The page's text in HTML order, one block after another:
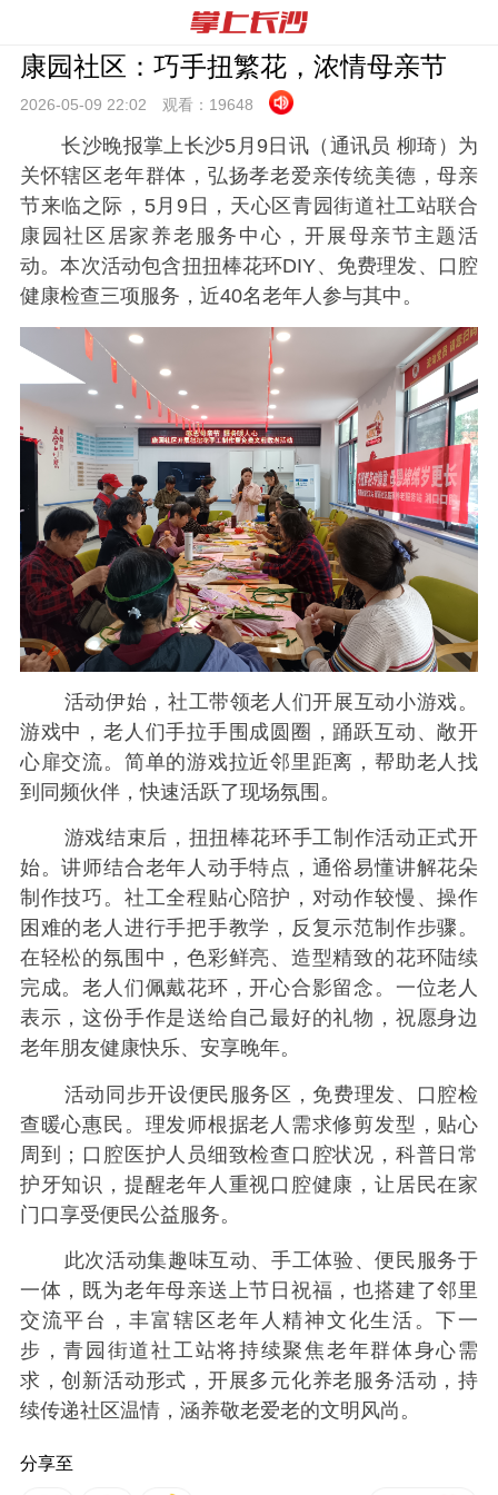
康园社区：巧手扭繁花，浓情母亲节
2026-05-09 22:02 观看： 19648
长沙晚报掌上长沙5月9日讯 （通讯员 柳琦）为
关怀辖区老年群体，弘扬孝老爱亲传统美德，母亲
节来临之际，5月9日，天心区青园街道社工站联合
康园社区居家养老服务中心，开展母亲节主题活
动。本次活动包含扭扭棒花环DIY、免费理发、口腔
健康检查三项服务，近40名老年人参与其中。
活动伊始，社工带领老人们开展互动小游戏。
游戏中，老人们手拉手围成圆圈，踊跃互动、敞开
心扉交流。简单的游戏拉近邻里距离，帮助老人找
到同频伙伴，快速活跃了现场氛围。
游戏结束后，扭扭棒花环手工制作活动正式开
始。讲师结合老年人动手特点，通俗易懂讲解花朵
制作技巧。社工全程贴心陪护，对动作较慢、操作
困难的老人进行手把手教学，反复示范制作步骤。
在轻松的氛围中，色彩鲜亮、造型精致的花环陆续
完成。老人们佩戴花环，开心合影留念。一位老人
表示，这份手作是送给自己最好的礼物，祝愿身边
老年朋友健康快乐、安享晚年。
活动同步开设便民服务区，免费理发、口腔检
查暖心惠民。理发师根据老人需求修剪发型，贴心
周到；口腔医护人员细致检查口腔状况，科普日常
护牙知识，提醒老年人重视口腔健康，让居民在家
门口享受便民公益服务。
此次活动集趣味互动、手工体验、便民服务于
一体，既为老年母亲送上节日祝福，也搭建了邻里
交流平台，丰富辖区老年人精神文化生活。下一
步，青园街道社工站将持续聚焦老年群体身心需
求，创新活动形式，开展多元化养老服务活动，持
续传递社区温情，涵养敬老爱老的文明风尚。
分享至